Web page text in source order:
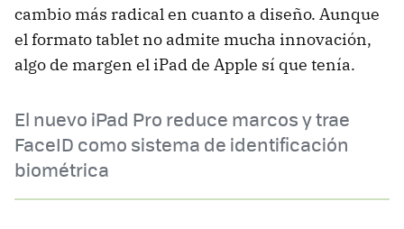
cambio más radical en cuanto a diseño. Aunque
el formato tablet no admite mucha innovación,
algo de margen el iPad de Apple sí que tenía.
El nuevo iPad Pro reduce marcos y trae
FaceID como sistema de identificación
biométrica